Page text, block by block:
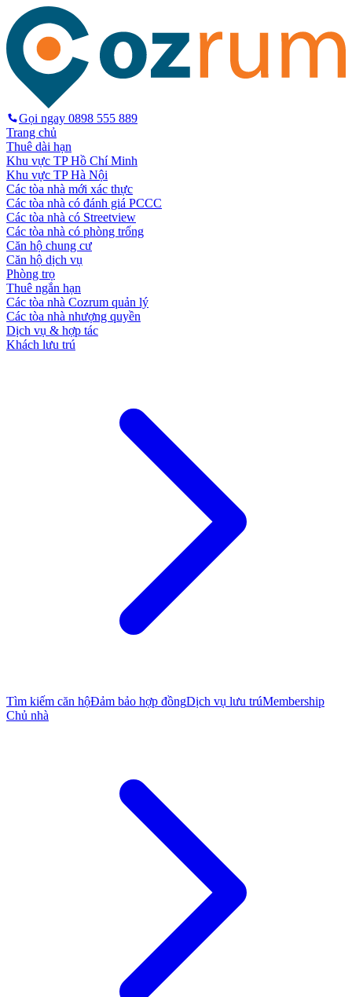
Gọi ngay 0898 555 889
Trang chủ
Thuê dài hạn
Khu vực TP Hồ Chí Minh
Khu vực TP Hà Nội
Các tòa nhà mới xác thực
Các tòa nhà có đánh giá PCCC
Các tòa nhà có Streetview
Các tòa nhà có phòng trống
Căn hộ chung cư
Căn hộ dịch vụ
Phòng trọ
Thuê ngắn hạn
Các tòa nhà Cozrum quản lý
Các tòa nhà nhượng quyền
Dịch vụ & hợp tác
Khách lưu trú
Tìm kiếm căn hộĐảm bảo hợp đồngDịch vụ lưu trúMembership
Chủ nhà